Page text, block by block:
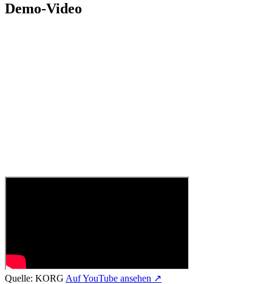
Demo-Video
Quelle: KORG Auf YouTube ansehen ↗